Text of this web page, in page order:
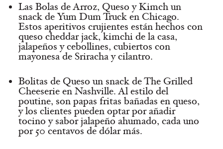
Las Bolas de Arroz, Queso y Kimch un
snack de Yum Dum Truck en Chicago.
Estos aperitivos crujientes están hechos con
queso cheddar jack, kimchi de la casa,
jalapeños y cebollines, cubiertos con
mayonesa de Sriracha y cilantro.
Bolitas de Queso un snack de The Grilled
Cheeserie en Nashville. Al estilo del
poutine, son papas fritas bañadas en queso,
y los clientes pueden optar por añadir
tocino y sabor jalapeño ahumado, cada uno
por 50 centavos de dólar más.